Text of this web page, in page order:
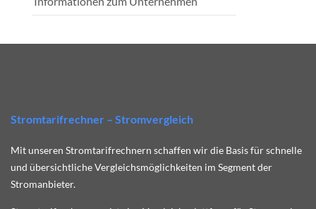
Stromtarifrechner – Stromvergleich
Mit unseren Stromtarifrechnern schaffen wir die Basis für schnelle
und übersichtliche Vergleichsmöglichkeiten im Segment der
Stromanbieter.